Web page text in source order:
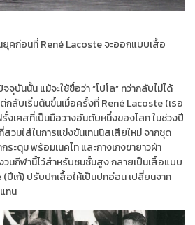
คก่อนที่ René Lacoste จะออกแบบเสื้อ
จจุบันนั้น แม้จะใช้ชื่อว่า “โปโล” ทว่ากลับไม่ได้
กลับเริ่มต้นขึ้นเมื่อครั้งที่ René Lacoste (เรอ
งเศสที่เป็นมือวางอันดับหนึ่งของโลก ในช่วงปี
วมใส่ในการแข่งขันเทนนิสเสียใหม่ จากชุด
ระดุม พร้อมเนคไท และกางเกงขายาวผ้า
นกีฬานี้ไว้สำหรับชนชั้นสูง กลายเป็นเสื้อแบบ
ปีเก้) ปรับปกเสื้อให้เป็นปกอ่อน เปลี่ยนจาก
ทน